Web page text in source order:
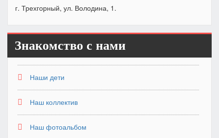
г. Трехгорный, ул. Володина, 1.
Знакомство с нами
Наши дети
Наш коллектив
Наш фотоальбом